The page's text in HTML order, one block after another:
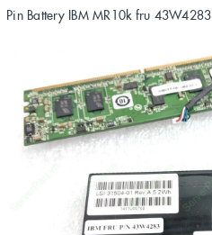
Pin Battery IBM MR10k fru 43W4283